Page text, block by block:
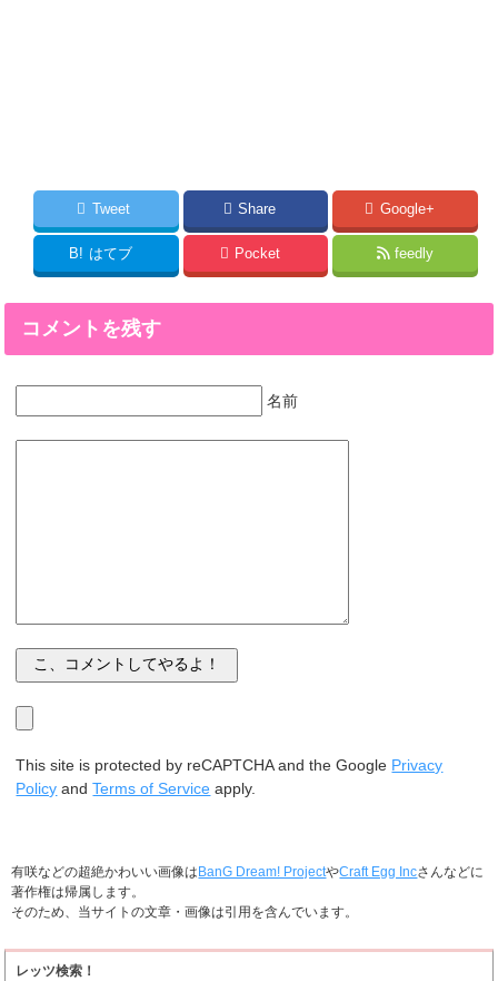
Tweet Share Google+
B! はてブ Pocket feedly
コメントを残す
名前
This site is protected by reCAPTCHA and the Google Privacy
Policy andTerms of Service apply.
有咲などの超絶かわいい画像はBanG Dream! ProjectやCraft Egg Incさんなどに
著作権は帰属します。
そのため、当サイトの文章・画像は引用を含んでいます。
レッツ検索！